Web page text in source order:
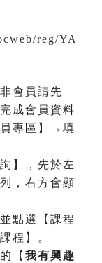
reg/YA
會員請先
成會員資料
專區】→填
】，先於左
，右方會顯
點選【課程
程】。
【 我有興趣